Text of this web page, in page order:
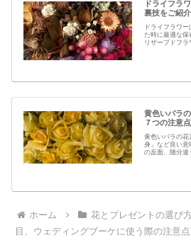
ドライフラ
裏技をご紹介
ドライフラワ
た時に最適な保
リザーブドフラ
とつです。結
今では押し花
フラワーでも
黄色いバラ
７つの注意点
黄色いバラの花
身」など良い意
の反面、随分違
ローズである
黄色のバラと
しかし、フラ
ホーム 花とプレゼントの選び
目、ウェディングブーケに使う際の注意点